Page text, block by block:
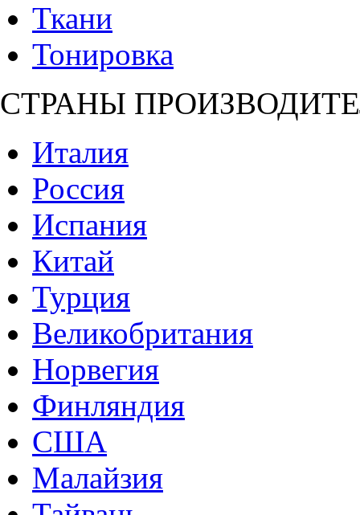
Ткани
Тонировка
СТРАНЫ
Италия
Россия
Испания
Китай
Турция
Великобритания
Норвегия
Финляндия
США
Малайзия